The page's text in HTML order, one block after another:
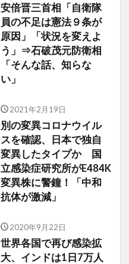
安倍晋三首相「自衛隊
員の不足は憲法９条が
原因」「状況を変えよ
う」⇒石破茂元防衛相
「そんな話、知らな
い」
2021年2月19日
別の変異コロナウイル
スを確認、日本で独自
変異したタイプか 国
立感染症研究所がE484K
変異株に警鐘！「中和
抗体が激減」
2020年9月22日
世界各国で再び感染拡
大、インドは1日7万人